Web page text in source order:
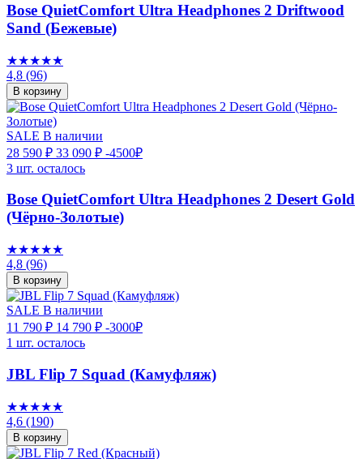
Bose QuietComfort Ultra Headphones 2 Driftwood
Sand (Бежевые)
★★★★★
4,8 (96)
В корзину
SALE В наличии
28 590 ₽ 33 090 ₽ -4500₽
3 шт. осталось
Bose QuietComfort Ultra Headphones 2 Desert Gold
(Чёрно-Золотые)
★★★★★
4,8 (96)
В корзину
SALE В наличии
11 790 ₽ 14 790 ₽ -3000₽
1 шт. осталось
JBL Flip 7 Squad (Камуфляж)
★★★★★
4,6 (190)
В корзину